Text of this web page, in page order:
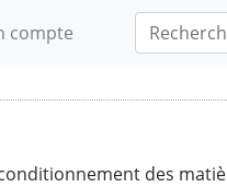
compte
des